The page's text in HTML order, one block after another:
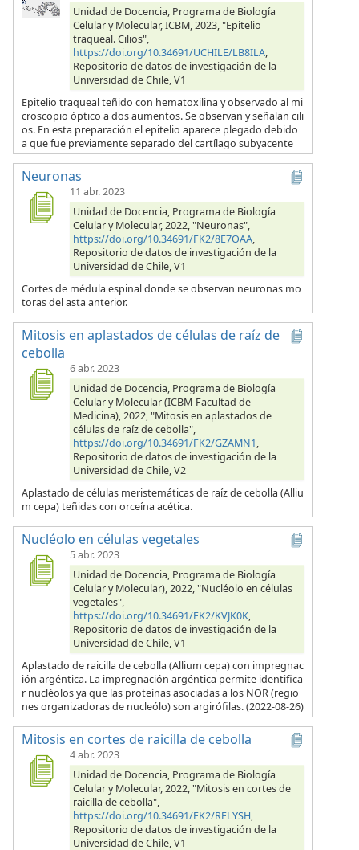
Unidad de Docencia, Programa de Biología
Celular y Molecular, ICBM, 2023, "Epitelio
traqueal. Cilios",
https://doi.org/10.34691/UCHILE/LB8ILA,
Repositorio de datos de investigación de la
Universidad de Chile, V1
Epitelio traqueal teñido con hematoxilina y observado al mi
croscopio óptico a dos aumentos. Se observan y señalan cili
os. En esta preparación el epitelio aparece plegado debido
a que fue previamente separado del cartílago subyacente
Neuronas
11 abr. 2023
Unidad de Docencia, Programa de Biología
Celular y Molecular, 2022, "Neuronas",
https://doi.org/10.34691/FK2/8E7OAA,
Repositorio de datos de investigación de la
Universidad de Chile, V1
Cortes de médula espinal donde se observan neuronas mo
toras del asta anterior.
Mitosis en aplastados de células de raíz de
cebolla
6 abr. 2023
Unidad de Docencia, Programa de Biología
Celular y Molecular (ICBM-Facultad de
Medicina), 2022, "Mitosis en aplastados de
células de raíz de cebolla",
https://doi.org/10.34691/FK2/GZAMN1,
Repositorio de datos de investigación de la
Universidad de Chile, V2
Aplastado de células meristemáticas de raíz de cebolla (Alliu
m cepa) teñidas con orceína acética.
Nucléolo en células vegetales
5 abr. 2023
Unidad de Docencia, Programa de Biología
Celular y Molecular), 2022, "Nucléolo en células
vegetales",
https://doi.org/10.34691/FK2/KVJK0K,
Repositorio de datos de investigación de la
Universidad de Chile, V1
Aplastado de raicilla de cebolla (Allium cepa) con impregnac
ión argéntica. La impregnación argéntica permite identifica
r nucléolos ya que las proteínas asociadas a los NOR (regio
nes organizadoras de nucleólo) son argirófilas. (2022-08-26)
Mitosis en cortes de raicilla de cebolla
4 abr. 2023
Unidad de Docencia, Programa de Biología
Celular y Molecular, 2022, "Mitosis en cortes de
raicilla de cebolla",
https://doi.org/10.34691/FK2/RELYSH,
Repositorio de datos de investigación de la
Universidad de Chile, V1